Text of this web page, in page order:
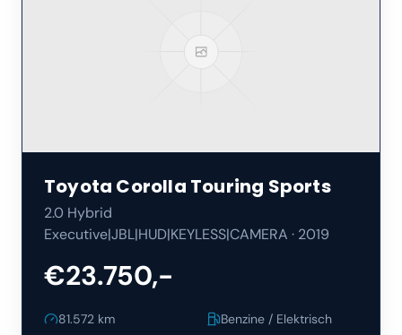
Toyota Corolla Touring Sports
2.0 Hybrid
Executive|JBL|HUD|KEYLESS|CAMERA · 2019
€23.750,-
81.572 km
Benzine / Elektrisch